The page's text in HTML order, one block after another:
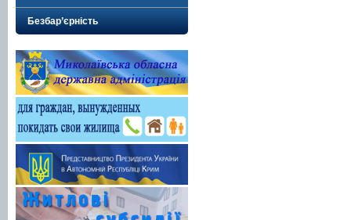
Безбар’єрність